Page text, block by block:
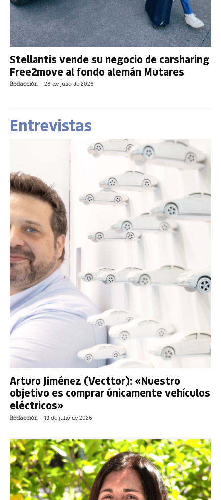
Stellantis vende su negocio de carsharing
Free2move al fondo alemán Mutares
Redacción - 28 de julio de 2026
Entrevistas
Arturo Jiménez (Vecttor): «Nuestro
objetivo es comprar únicamente vehículos
eléctricos»
Redacción - 19 de julio de 2026